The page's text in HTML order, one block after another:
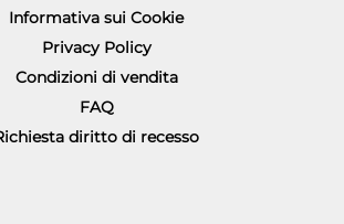
Informativa sui Cookie
Privacy Policy
Condizioni di vendita
FAQ
diritto di recesso